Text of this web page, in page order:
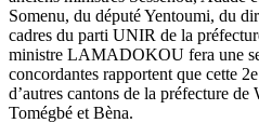
Somenu, du député Yentoumi, du
cadres du parti UNIR de la
ministre LAMADOKOU fera une
concordantes rapportent que cette
d’autres cantons de la préfecture
Tomégbé et Bèna.